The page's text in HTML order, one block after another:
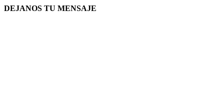
DEJANOS TU MENSAJE